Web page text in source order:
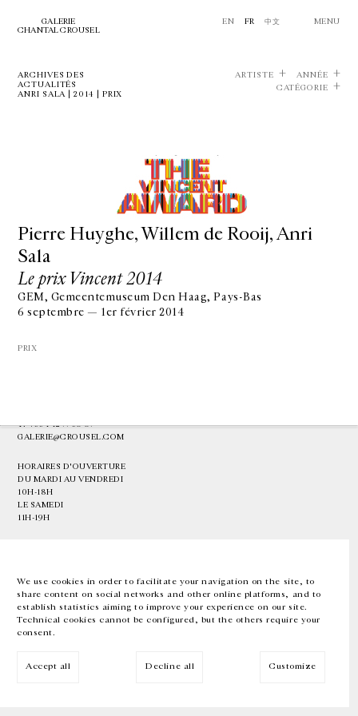
We use cookies in order to facilitate your navigation on the site, to
share content on social networks and other online platforms, and to
establish statistics aiming to improve your experience on our site.
Technical cookies cannot be configured, but the others require your
consent.
Accept all Decline all Customize
GALERIE
CHANTAL CROUSEL
EN FR 中文 MENU
ARCHIVES DES
ACTUALITÉS
ANRI SALA | 2014 | PRIX
ARTISTE
ANNÉE
CATÉGORIE
Pierre Huyghe, Willem de Rooij, Anri
Sala
Le prix Vincent 2014
GEM, Gemeentemuseum Den Haag, Pays-Bas
6 septembre — 1er février 2014
PRIX
T.+33 1 42 77 38 87
GALERIE@CROUSEL.COM
HORAIRES D'OUVERTURE
DU MARDI AU VENDREDI
10H-18H
LE SAMEDI
11H-19H
EN FR 中文 Facebook Instagram
Inscrivez-vous à notre newsletter